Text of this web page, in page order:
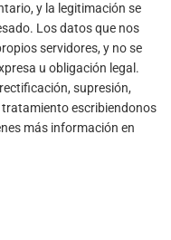
y la legitimación se
Los datos que nos
servidores, y no se
u obligación legal.
supresión,
escribiendonos
más información en